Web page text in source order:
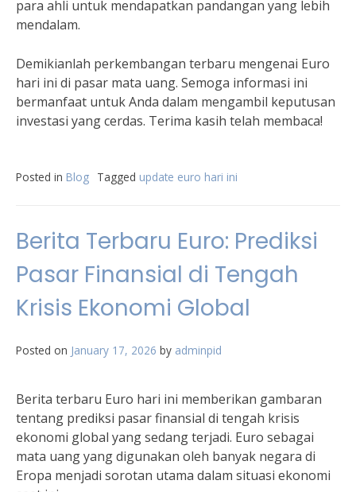
para ahli untuk mendapatkan pandangan yang lebih
mendalam.
Demikianlah perkembangan terbaru mengenai Euro
hari ini di pasar mata uang. Semoga informasi ini
bermanfaat untuk Anda dalam mengambil keputusan
investasi yang cerdas. Terima kasih telah membaca!
Posted in Blog Tagged update euro hari ini
Berita Terbaru Euro: Prediksi
Pasar Finansial di Tengah
Krisis Ekonomi Global
Posted on January 17, 2026 by adminpid
Berita terbaru Euro hari ini memberikan gambaran
tentang prediksi pasar finansial di tengah krisis
ekonomi global yang sedang terjadi. Euro sebagai
mata uang yang digunakan oleh banyak negara di
Eropa menjadi sorotan utama dalam situasi ekonomi